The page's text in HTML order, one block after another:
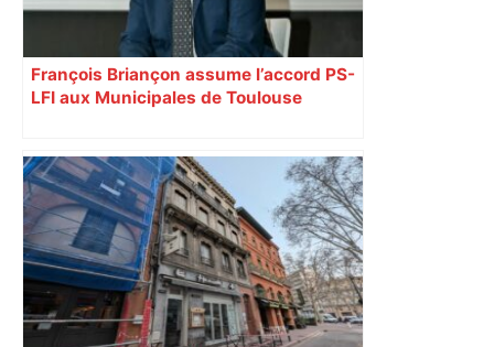
François Briançon assume l’accord PS-
LFI aux Municipales de Toulouse